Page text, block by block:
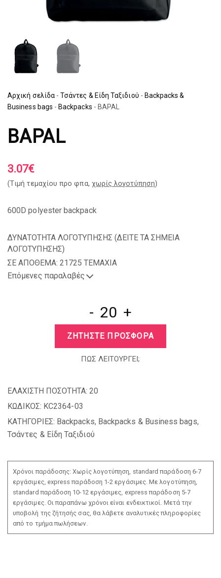
Αρχική σελίδα - Τσάντες & Είδη Ταξιδιού - Backpacks &
Business bags - Backpacks - BAPAL
BAPAL
3.07€
(Tιμή τεμαχίου προ φπα, χωρίς λογοτύπηση)
600D polyester backpack
ΔΥΝΑΤΟΤΗΤΑ ΛΟΓΟΤΥΠΗΣΗΣ (ΔΕΙΤΕ ΤΑ ΣΗΜΕΙΑ
ΛΟΓΟΤΥΠΗΣΗΣ)
ΣΕ ΑΠΟΘΕΜΑ: 21725 TEMAXIA
Επόμενες παραλαβές
- +
ΖΗΤΗΣΤΕ ΠΡΟΣΦΟΡΑ
ΠΩΣ ΛΕΙΤΟΥΡΓΕΙ;
ΕΛΑΧΙΣΤΗ ΠΟΣΟΤΗΤΑ: 20
ΚΩΔΙΚΟΣ: KC2364-03
ΚΑΤΗΓΟΡΙΕΣ: Backpacks, Backpacks & Business bags,
Τσάντες & Είδη Ταξιδιού
Χρόνοι παράδοσης: Χωρίς λογοτύπηση, standard παράδοση 6-7
εργάσιμες, express παράδοση 1-2 εργάσιμες. Με λογοτύπηση,
standard παράδοση 10-12 εργάσιμες, express παράδοση 5-7
εργάσιμες. Οι παραπάνω χρόνοι είναι ενδεικτικοί. Μετά την
υποβολή της ζήτησής σας, θα λάβετε αναλυτικές πληροφορίες
από το τμήμα πωλήσεων.